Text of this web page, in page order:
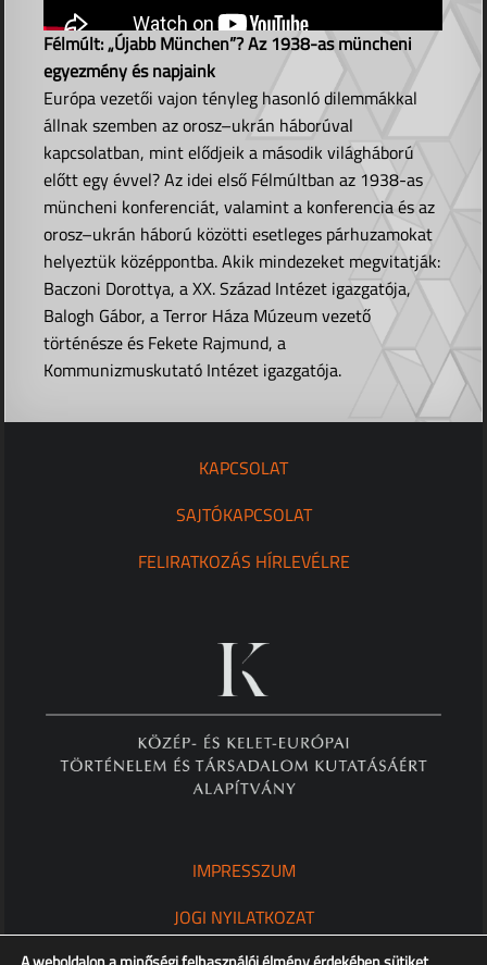
Félmúlt: „Újabb München”? Az 1938-as müncheni
egyezmény és napjaink
Európa vezetői vajon tényleg hasonló dilemmákkal
állnak szemben az orosz–ukrán háborúval
kapcsolatban, mint elődjeik a második világháború
előtt egy évvel? Az idei első Félmúltban az 1938-as
müncheni konferenciát, valamint a konferencia és az
orosz–ukrán háború közötti esetleges párhuzamokat
helyeztük középpontba. Akik mindezeket megvitatják:
Baczoni Dorottya, a XX. Század Intézet igazgatója,
Balogh Gábor, a Terror Háza Múzeum vezető
történésze és Fekete Rajmund, a
Kommunizmuskutató Intézet igazgatója.
KAPCSOLAT
SAJTÓKAPCSOLAT
FELIRATKOZÁS HÍRLEVÉLRE
IMPRESSZUM
JOGI NYILATKOZAT